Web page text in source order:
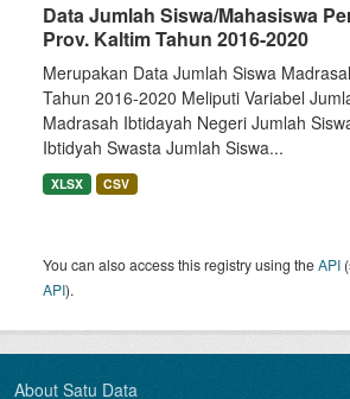
Data Jumlah Siswa/Mahasiswa
Prov. Kaltim Tahun 2016-2020
Merupakan Data Jumlah Siswa
Tahun 2016-2020 Meliputi Variabel
Madrasah Ibtidayah Negeri Jumlah
Ibtidyah Swasta Jumlah Siswa...
XLSX CSV
You can also access this registry using theAPI
API).
About Satu Data